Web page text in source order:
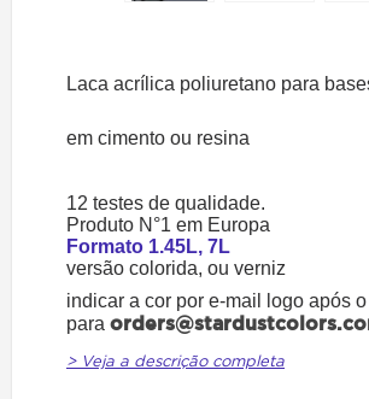
Laca acrílica poliuretano para
em cimento ou resina
12 testes de qualidade.
Produto N°1 em Europa
Formato 1.45L, 7L
versão colorida, ou verniz
indicar a cor por e-mail logo após
para
> Veja a descrição completa